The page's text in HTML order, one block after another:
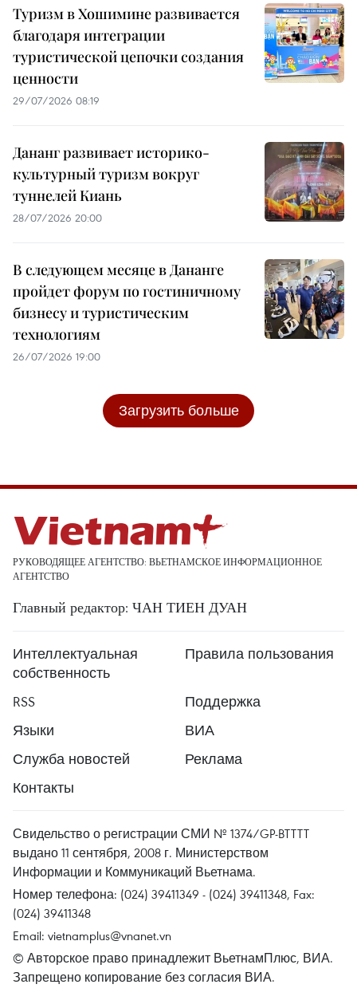
Туризм в Хошимине развивается
благодаря интеграции
туристической цепочки создания
ценности
29/07/2026 08:19
Дананг развивает историко-
культурный туризм вокруг
туннелей Киань
28/07/2026 20:00
В следующем месяце в Дананге
пройдет форум по гостиничному
бизнесу и туристическим
технологиям
26/07/2026 19:00
Загрузить больше
РУКОВОДЯЩЕЕ АГЕНТСТВО: ВЬЕТНАМСКОЕ ИНФОРМАЦИОННОЕ
АГЕНТСТВО
Главный редактор: ЧАН ТИЕН ДУАН
Интеллектуальная
собственность
Правила пользования
RSS
Поддержка
Языки
ВИА
Служба новостей
Реклама
Контакты
Свидельство о регистрации СМИ № 1374/GP-BTTTT
выдано 11 сентября, 2008 г. Министерством
Информации и Коммуникаций Вьетнама.
Номер телефона: (024) 39411349 - (024) 39411348, Fax:
(024) 39411348
Email: vietnamplus@vnanet.vn
© Авторское право принадлежит ВьетнамПлюс, ВИА.
Запрещено копирование без согласия ВИА.